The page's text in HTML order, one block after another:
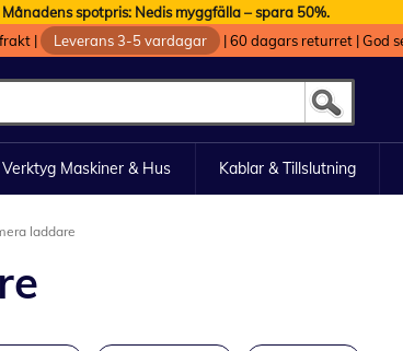
Månadens spotpris: Nedis myggfälla – spara 50%.
| Leverans 3-5 vardagar |60 dagars returret |God
Verktyg Maskiner & Hus Kablar & Tillslutning
laddare